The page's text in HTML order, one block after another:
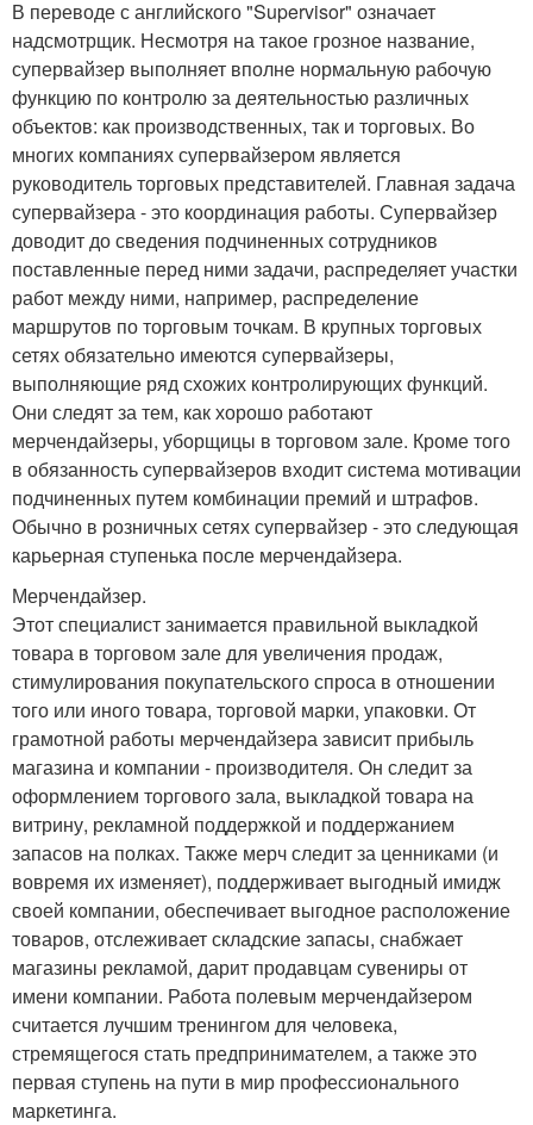
В переводе с английского "Supervisor" означает
надсмотрщик. Несмотря на такое грозное название,
супервайзер выполняет вполне нормальную рабочую
функцию по контролю за деятельностью различных
объектов: как производственных, так и торговых. Во
многих компаниях супервайзером является
руководитель торговых представителей. Главная задача
супервайзера - это координация работы. Супервайзер
доводит до сведения подчиненных сотрудников
поставленные перед ними задачи, распределяет участки
работ между ними, например, распределение
маршрутов по торговым точкам. В крупных торговых
сетях обязательно имеются супервайзеры,
выполняющие ряд схожих контролирующих функций.
Они следят за тем, как хорошо работают
мерчендайзеры, уборщицы в торговом зале. Кроме того
в обязанность супервайзеров входит система мотивации
подчиненных путем комбинации премий и штрафов.
Обычно в розничных сетях супервайзер - это следующая
карьерная ступенька после мерчендайзера.
Мерчендайзер.
Этот специалист занимается правильной выкладкой
товара в торговом зале для увеличения продаж,
стимулирования покупательского спроса в отношении
того или иного товара, торговой марки, упаковки. От
грамотной работы мерчендайзера зависит прибыль
магазина и компании - производителя. Он следит за
оформлением торгового зала, выкладкой товара на
витрину, рекламной поддержкой и поддержанием
запасов на полках. Также мерч следит за ценниками (и
вовремя их изменяет), поддерживает выгодный имидж
своей компании, обеспечивает выгодное расположение
товаров, отслеживает складские запасы, снабжает
магазины рекламой, дарит продавцам сувениры от
имени компании. Работа полевым мерчендайзером
считается лучшим тренингом для человека,
стремящегося стать предпринимателем, а также это
первая ступень на пути в мир профессионального
маркетинга.